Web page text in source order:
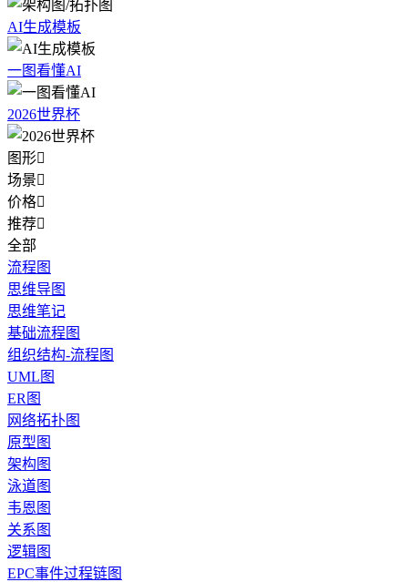
AI生成模板
一图看懂AI
2026世界杯
图形
场景
价格
推荐
全部
流程图
思维导图
思维笔记
基础流程图
组织结构-流程图
UML图
ER图
网络拓扑图
原型图
架构图
泳道图
韦恩图
关系图
逻辑图
EPC事件过程链图